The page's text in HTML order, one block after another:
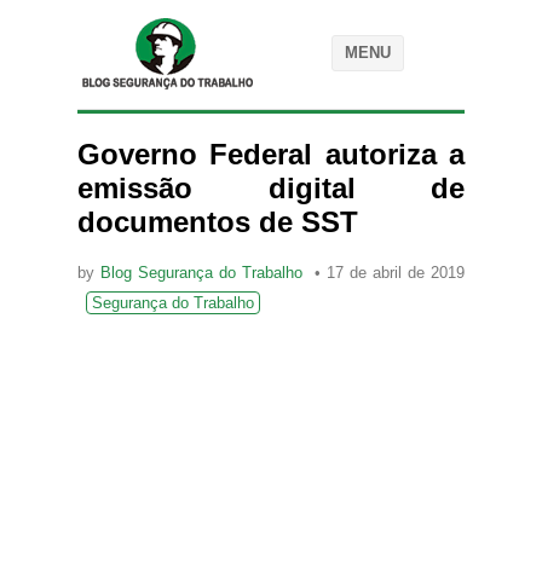
MENU
Governo Federal autoriza a
emissão digital de
documentos de SST
by Blog Segurança do Trabalho
17 de abril de 2019
Segurança do Trabalho